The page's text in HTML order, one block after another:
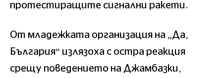
протестиращите сигнални ракети.
От младежката организация на „Да,
България“ излязоха с остра реакция
срещу поведението на Джамбазки,